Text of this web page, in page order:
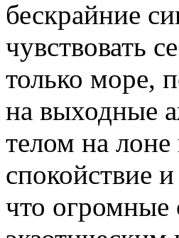
бескрайние
чувствовать
только море,
на выходные
телом на
спокойствие
что огромные